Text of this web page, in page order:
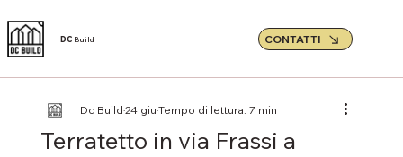
DC Build CONTATTI
Terratetto in via Frassi a
Dc Build24 giuTempo di lettura: 7 min